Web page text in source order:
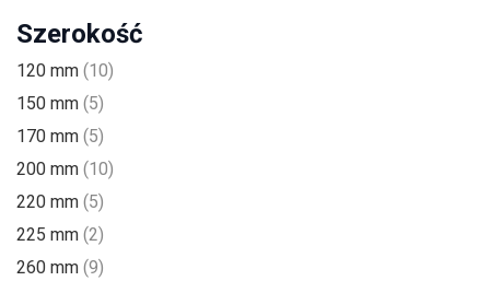
Szerokość
120 mm (10)
150 mm (5)
170 mm (5)
200 mm (10)
220 mm (5)
225 mm (2)
260 mm (9)